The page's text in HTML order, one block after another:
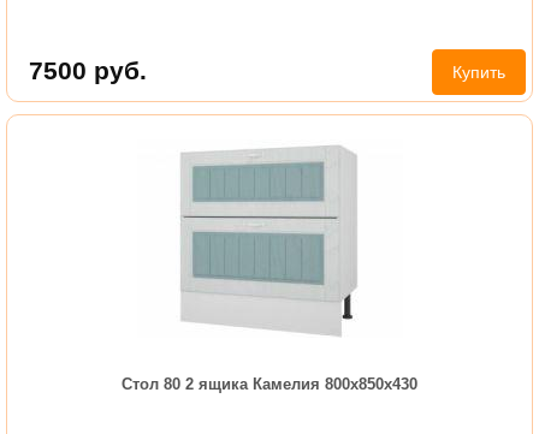
7500 руб. Купить
Стол 80 2 ящика Камелия 800х850х430